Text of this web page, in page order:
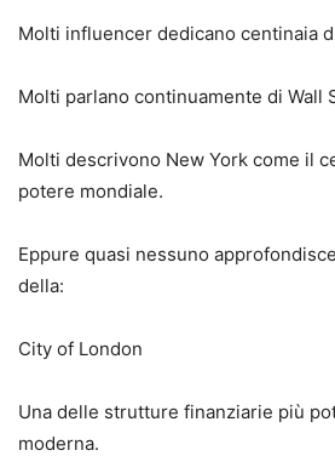
Molti influencer dedicano centinaia
Molti parlano continuamente di Wall
Molti descrivono New York come il
potere mondiale.
Eppure quasi nessuno
della:
City of London
Una delle strutture finanziarie più
moderna.